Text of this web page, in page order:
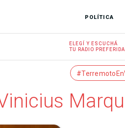
POLÍTICA
ELEGÍ Y ESCUCHÁ
TU RADIO PREFERIDA